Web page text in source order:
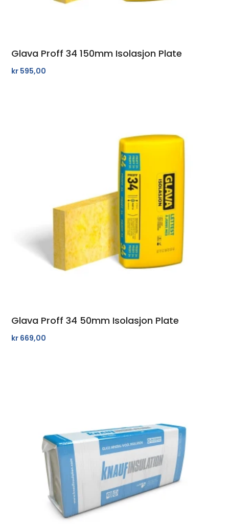
Glava Proff 34 150mm Isolasjon Plate
kr 595,00
Glava Proff 34 50mm Isolasjon Plate
kr 669,00